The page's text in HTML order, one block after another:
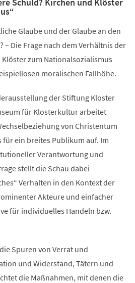
Glaube und der Glaube an den
– Die Frage nach dem Verhältnis der
zum Nationalsozialismus
moralischen Fallhöhe.
der Stiftung Kloster
für Klosterkultur arbeitet
von Christentum
ein breites Publikum auf. Im
Verantwortung und
stellt die Schau dabei
Verhalten in den Kontext der
Akteure und einfacher
für individuelles Handeln bzw.
Spuren von Verrat und
und Widerstand, Tätern und
die Maßnahmen, mit denen die